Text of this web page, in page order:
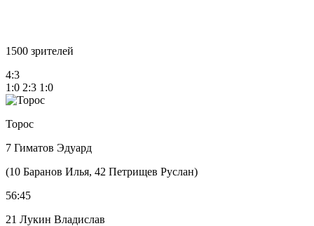
1500 зрителей
4:3
1:0 2:3 1:0
Торос
7 Гиматов Эдуард
(10 Баранов Илья, 42 Петрищев Руслан)
56:45
21 Лукин Владислав